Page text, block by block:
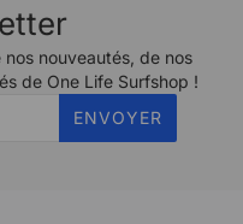
nouveautés, de nos
de One Life Surfshop !
ENVOYER